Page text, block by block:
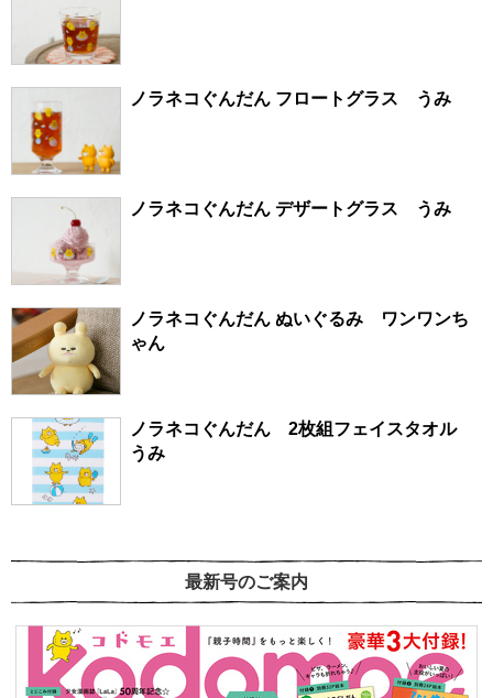
ノラネコぐんだん フロートグラス うみ
ノラネコぐんだん デザートグラス うみ
ノラネコぐんだん ぬいぐるみ ワンワンち
ゃん
ノラネコぐんだん 2枚組フェイスタオル
うみ
最新号のご案内